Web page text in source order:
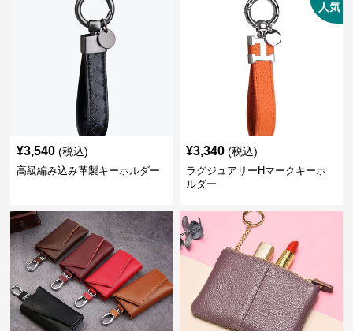
¥3,540 (税込)
高級編み込み革製キーホルダー
人気
¥3,340 (税込)
ラグジュアリーHマークキーホ
ルダー